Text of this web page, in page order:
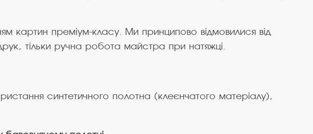
картин преміум-класу. Ми принципово відмовилися від
друк, тільки ручна робота майстра при натяжці.
синтетичного полотна (клеєнчатого матеріалу),